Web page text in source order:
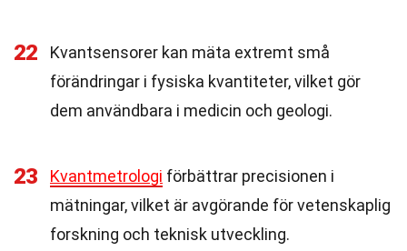
22
Kvantsensorer kan mäta extremt små
förändringar i fysiska kvantiteter, vilket gör
dem användbara i medicin och geologi.
23 Kvantmetrologi förbättrar precisionen i
mätningar, vilket är avgörande för vetenskaplig
forskning och teknisk utveckling.